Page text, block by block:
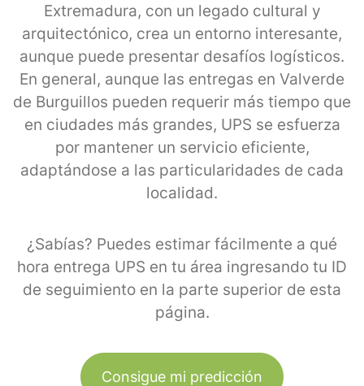
Extremadura, con un legado cultural y
arquitectónico, crea un entorno interesante,
aunque puede presentar desafíos logísticos.
En general, aunque las entregas en Valverde
de Burguillos pueden requerir más tiempo que
en ciudades más grandes, UPS se esfuerza
por mantener un servicio eficiente,
adaptándose a las particularidades de cada
localidad.
¿Sabías? Puedes estimar fácilmente a qué
hora entrega UPS en tu área ingresando tu ID
de seguimiento en la parte superior de esta
página.
Consigue mi predicción